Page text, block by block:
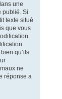
une
publié. Si
texte situé
que vous
qu’ils
ne
réponse a